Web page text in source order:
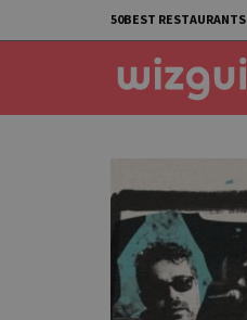
50BEST RESTAURANTS